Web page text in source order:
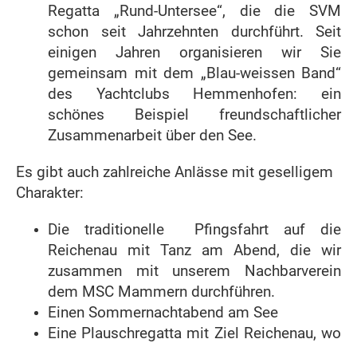
Regatta „Rund-Untersee“, die die SVM
schon seit Jahrzehnten durchführt. Seit
einigen Jahren organisieren wir Sie
gemeinsam mit dem „Blau-weissen Band“
des Yachtclubs Hemmenhofen: ein
schönes Beispiel freundschaftlicher
Zusammenarbeit über den See.
Es gibt auch zahlreiche Anlässe mit geselligem
Charakter:
Die traditionelle Pfingsfahrt auf die
Reichenau mit Tanz am Abend, die wir
zusammen mit unserem Nachbarverein
dem MSC Mammern durchführen.
Einen Sommernachtabend am See
Eine Plauschregatta mit Ziel Reichenau, wo